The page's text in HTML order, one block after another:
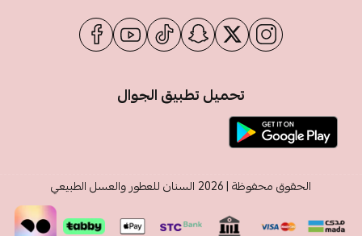
تحميل تطبيق الجوال
الحقوق محفوظة | 2026 السنان للعطور والعسل الطبيعي